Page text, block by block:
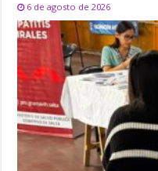
6 de agosto de 2026